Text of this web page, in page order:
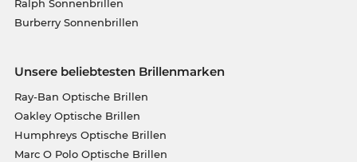
Ralph Sonnenbrillen
Burberry Sonnenbrillen
Unsere beliebtesten Brillenmarken
Ray-Ban Optische Brillen
Oakley Optische Brillen
Humphreys Optische Brillen
Marc O Polo Optische Brillen